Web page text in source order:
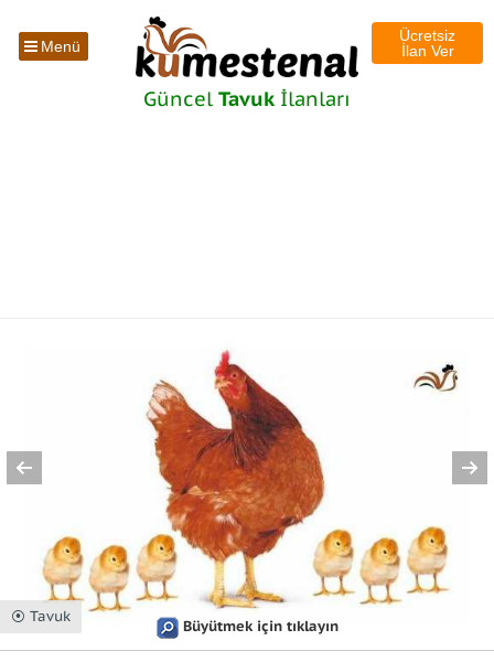
Menü
Ücretsiz
İlan Ver
Güncel Tavuk İlanları
⦿ Tavuk
Büyütmek için tıklayın